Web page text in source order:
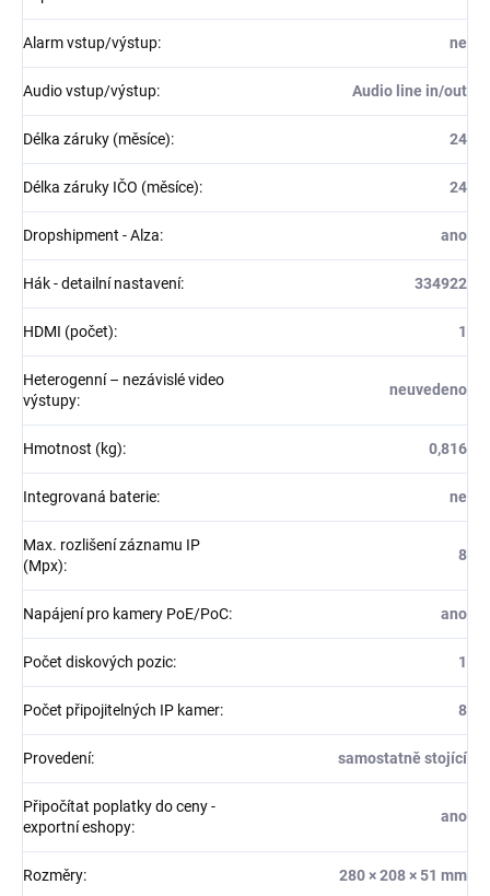
Alarm vstup/výstup: ne
Audio vstup/výstup: Audio line in/out
Délka záruky (měsíce): 24
Délka záruky IČO (měsíce): 24
Dropshipment - Alza: ano
Hák - detailní nastavení: 334922
HDMI (počet): 1
Heterogenní – nezávislé video
výstupy:
neuvedeno
Hmotnost (kg): 0,816
Integrovaná baterie: ne
Max. rozlišení záznamu IP
(Mpx):
8
Napájení pro kamery PoE/PoC: ano
Počet diskových pozic: 1
Počet připojitelných IP kamer: 8
Provedení: samostatně stojící
Připočítat poplatky do ceny -
exportní eshopy:
ano
Rozměry: 280 × 208 × 51 mm